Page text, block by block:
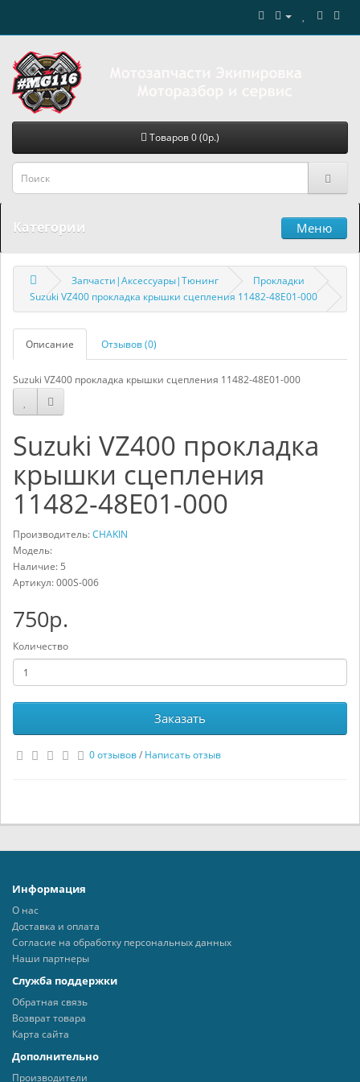
Товаров 0 (0р.)
Категории Меню
Запчасти|Аксессуары|Тюнинг
Прокладки
Suzuki VZ400 прокладка крышки сцепления 11482-48E01-000
Описание Отзывов (0)
Suzuki VZ400 прокладка крышки сцепления 11482-48E01-000
Suzuki VZ400 прокладка
крышки сцепления
11482-48E01-000
Производитель:CHAKIN
Модель:
Наличие: 5
Артикул:000S-006
750р.
Количество
Заказать
0 отзывов/ Написать отзыв
Информация
О нас
Доставка и оплата
Согласие на обработку персональных данных
Наши партнеры
Служба поддержки
Обратная связь
Возврат товара
Карта сайта
Дополнительно
Производители